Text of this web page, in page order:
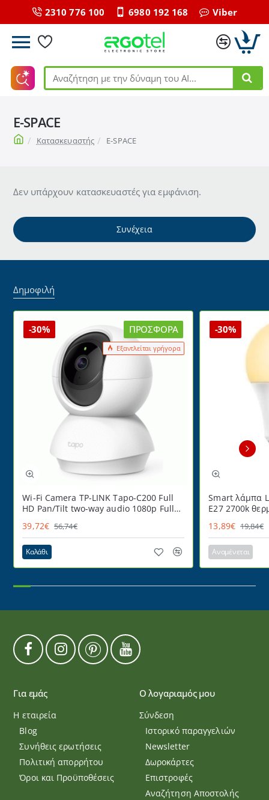
2310 776 100 6980 192 168 Viber
Αναζήτηση
δύναμη
ΑΙ...
E-SPACE
homeΚατασκευαστής E-SPACE
Δεν υπάρχουν κατασκευαστές για εμφάνιση.
Συνέχεια
Δημοφιλή
ΠΡΟΣΦΟΡΆ
Εξαντλείται γρήγορα
-30%
Wi-Fi Camera TP-LINK Tapo-C200 Full
HD Pan/Tilt two-way audio 1080p Full
39,72€ 56,74€
Καλάθι
-30%
Smart λάμπα
E27 2700k
13,89€ 19,84€
Αναμένεται
Για εμάς
Η εταιρεία
Blog
Συνήθεις ερωτήσεις
Πολιτική απορρήτου
Όροι και Προϋποθέσεις
Ο λογαριαμός μου
Σύνδεση
Ιστορικό παραγγελιών
Newsletter
Δωροκάρτες
Επιστροφές
Αναζήτηση Αποστολής